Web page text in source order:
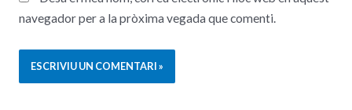
navegador per a la pròxima vegada que comenti.